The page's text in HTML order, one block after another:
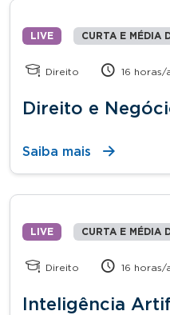
LIVE CURTA E MÉDIA
Direito 16 horas/
Direito e
Saiba mais
LIVE CURTA E MÉDIA
Direito 16 horas/
Inteligência